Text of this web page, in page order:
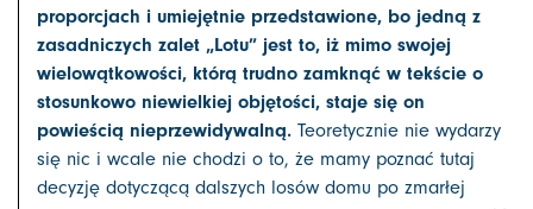
proporcjach i umiejętnie przedstawione, bo jedną z
zasadniczych zalet „Lotu” jest to, iż mimo swojej
wielowątkowości, którą trudno zamknąć w tekście o
stosunkowo niewielkiej objętości, staje się on
powieścią nieprzewidywalną. Teoretycznie nie wydarzy
się nic i wcale nie chodzi o to, że mamy poznać tutaj
decyzję dotyczącą dalszych losów domu po zmarłej